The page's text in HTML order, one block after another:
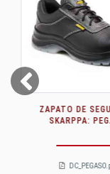
Prev
ZAPATO DE
SKARPPA: